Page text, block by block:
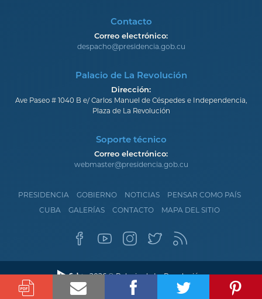
Contacto
Correo electrónico:
despacho@presidencia.gob.cu
Palacio de La Revolución
Dirección:
Ave Paseo # 1040 B e/ Carlos Manuel de Céspedes e Independencia,
Plaza de La Revolución
Soporte técnico
Correo electrónico:
webmaster@presidencia.gob.cu
PRESIDENCIA GOBIERNO NOTICIAS
PENSAR COMO PAÍS
CUBA
GALERÍAS CONTACTO MAPA DEL SITIO
2026 © Palacio de La Revolución.